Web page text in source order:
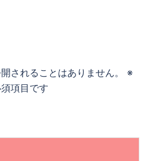
されることはありません。
※
項目です